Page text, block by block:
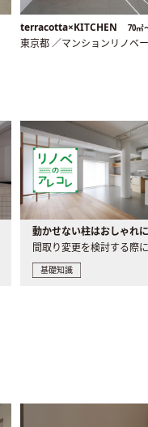
terracotta×KITCHEN 70㎡
東京都 ／マンションリノベ
基礎知識